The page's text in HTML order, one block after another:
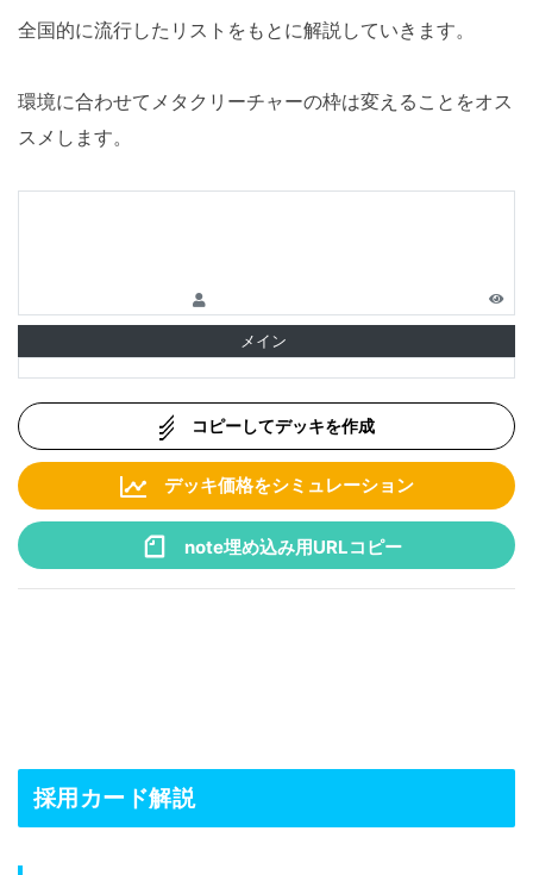
全国的に流行したリストをもとに解説していきます。
環境に合わせてメタクリーチャーの枠は変えることをオス
スメします。
メイン
コピーしてデッキを作成
デッキ価格をシミュレーション
note埋め込み用URLコピー
採用カード解説